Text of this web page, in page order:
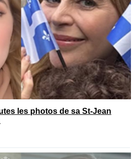
les photos de sa St-Jean